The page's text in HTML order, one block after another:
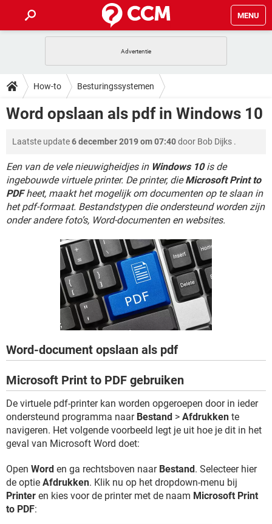
MENU
INSTAGRAM WINDOWS 10
NETFLIX CORONAVIRUS
HOW-TO
VIDEOBELLEN GAMES
INSTAGRAM WINDOWS 10
NETFLIX CORONAVIRUS
GRATIS SNAPCHAT
TIKTOK
DOWNLOADS
NETFLIX CORONAVIRUS
GRATIS SNAPCHAT
TIKTOK
FORUM
VIDEOBELLEN GAMES
INSTAGRAM WINDOWS 10
NETFLIX CORONAVIRUS
GRATIS SNAPCHAT
ARTIKELEN
VIDEOBELLEN GAMES
INSTAGRAM
SNAPCHAT
How-to Besturingssystemen
Word opslaan als pdf in Windows 10
Laatste update6 december 2019 om 07:40door Bob Dijks .
Een van de vele nieuwigheidjes in Windows 10is de
ingebouwde virtuele printer. De printer, dieMicrosoft Print to
PDFheet, maakt het mogelijk om documenten op te slaan in
het pdf-formaat. Bestandstypen die ondersteund worden zijn
onder andere foto’s, Word-documenten en websites.
Word-document opslaan als pdf
Microsoft Print to PDF gebruiken
De virtuele pdf-printer kan worden opgeroepen door in ieder
ondersteund programma naar Bestand > Afdrukken te
navigeren. Het volgende voorbeeld legt je uit hoe je dit in het
geval van Microsoft Word doet:
Open Word en ga rechtsboven naar Bestand. Selecteer hier
de optie Afdrukken. Klik nu op het dropdown-menu bij
Printer en kies voor de printer met de naam Microsoft Print
to PDF: